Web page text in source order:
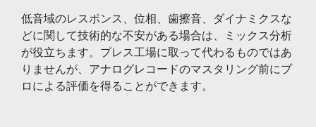
低音域のレスポンス、位相、歯擦音、ダイナミクスな
どに関して技術的な不安がある場合は、ミックス分析
が役立ちます。プレス工場に取って代わるものではあ
りませんが、アナログレコードのマスタリング前にプ
ロによる評価を得ることができます。